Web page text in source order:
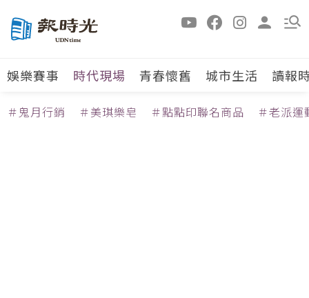
娛樂賽事 時代現場 青春懷舊 城市生活 讀報
＃鬼月行銷 ＃美琪樂皂 ＃點點印聯名商品 ＃老派運